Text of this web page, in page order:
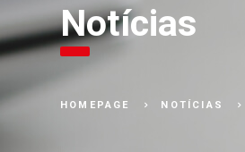
Notícias
HOMEPAGE NOTÍCIAS